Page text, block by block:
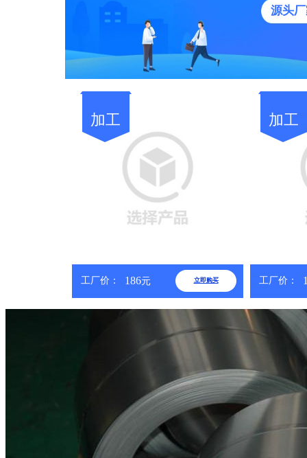
源头
加工
工厂价： 186元 立即购买
加工
工厂价：